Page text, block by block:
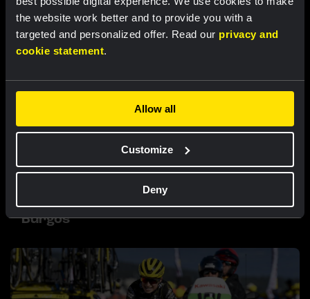
the website work better and to provide you with a
targeted and personalized offer. Read our privacy and
cookie statement.
Allow all
Customize
Deny
Nordhagen zevende in slotrit van Vuelta a
Burgos